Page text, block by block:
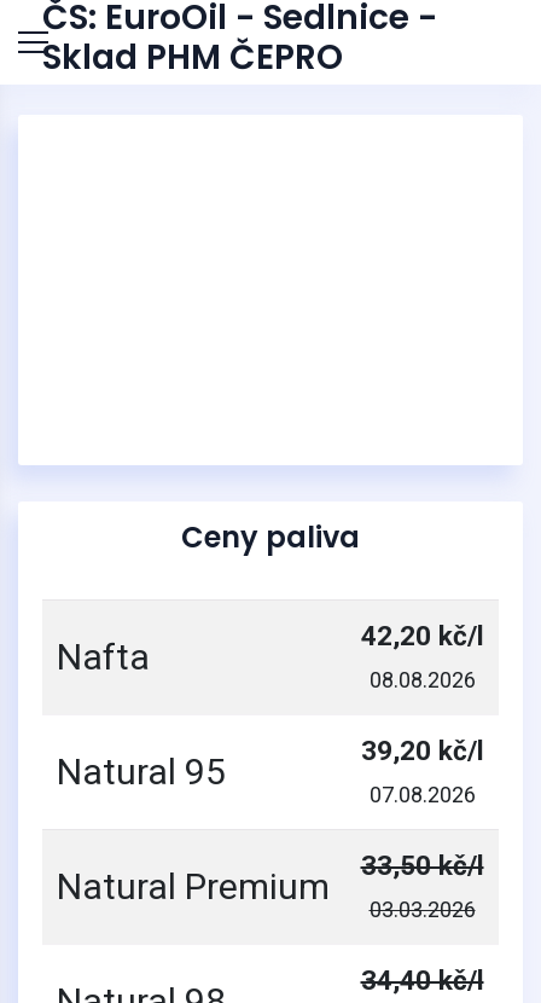
ČS: EuroOil - Sedlnice -
Sklad PHM ČEPRO
Ceny paliva
Nafta 42,20 kč/l
08.08.2026
Natural 95 39,20 kč/l
07.08.2026
Natural Premium 33,50 kč/l
03.03.2026
34,40 kč/l